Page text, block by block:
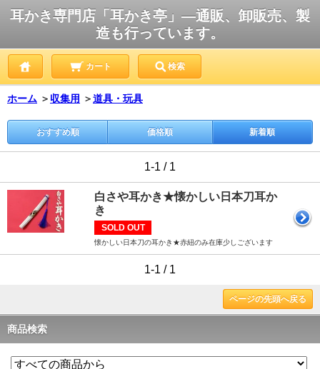
耳かき専門店「耳かき亭」―通販、卸販売、製
造も行っています。
カート 検索
ホーム ＞ 収集用 ＞道具・玩具
おすすめ順 価格順 新着順
1-1 / 1
白さや耳かき★懐かしい日本刀耳か
き
SOLD OUT
懐かしい日本刀の耳かき★赤紐のみ在庫少しございます
1-1 / 1
ページの先頭へ戻る
商品検索